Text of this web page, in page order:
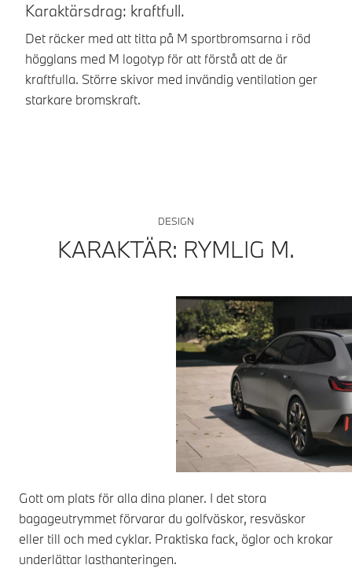
Karaktärsdrag: kraftfull.
Det räcker med att titta på M sportbromsarna i röd
högglans med M logotyp för att förstå att de är
kraftfulla. Större skivor med invändig ventilation ger
starkare bromskraft.
DESIGN
KARAKTÄR: RYMLIG M.
Gott om plats för alla dina planer. I det stora
bagageutrymmet förvarar du golfväskor, resväskor
eller till och med cyklar. Praktiska fack, öglor och krokar
underlättar lasthanteringen.